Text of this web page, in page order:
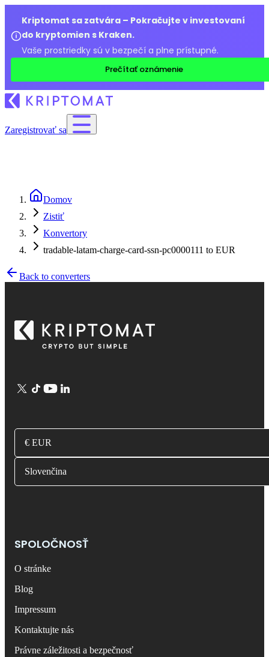
Kriptomat sa zatvára – Pokračujte v investovaní
do kryptomien s Kraken.
Vaše prostriedky sú v bezpečí a plne prístupné.
Prečítať oznámenie
Zaregistrovať sa
Domov
Zistiť
Konvertory
tradable-latam-charge-card-ssn-pc0000111 to EUR
Back to converters
€ EUR
Slovenčina
SPOLOČNOSŤ
O stránke
Blog
Impressum
Kontaktujte nás
Právne záležitosti a bezpečnosť